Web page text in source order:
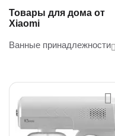
Товары для дома от
Xiaomi
Ванные принадлежности